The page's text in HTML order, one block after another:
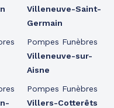
Villeneuve-Saint-
Germain
Pompes Funèbres
Villeneuve-sur-
Aisne
Pompes Funèbres
Villers-Cotterêts